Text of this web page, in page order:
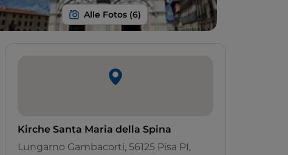
Kirche Santa Maria della Spina
Lungarno Gambacorti, 56125 Pisa PI,